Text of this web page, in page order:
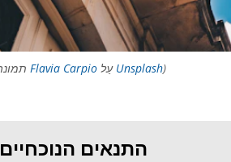
Flavia Carpio עַל Unsplash)
התנאים הנוכחיים